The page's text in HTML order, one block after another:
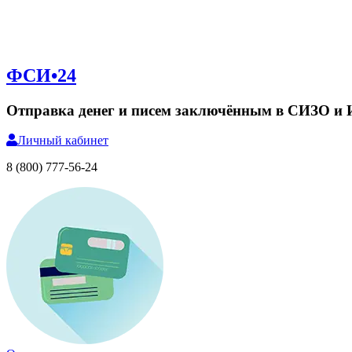
ФСИ•24
Отправка денег и писем заключённым в СИЗО и
Личный кабинет
8 (800) 777-56-24